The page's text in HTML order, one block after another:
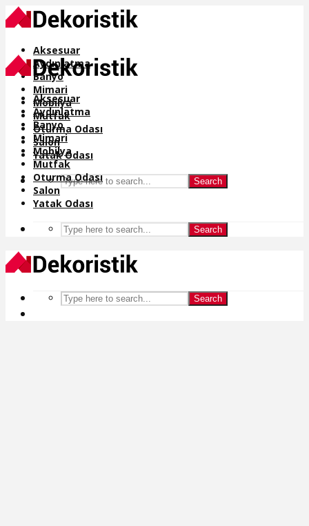
Aksesuar
Aydınlatma
Banyo
Mimari
Mobilya
Mutfak
Oturma Odası
Salon
Yatak Odası
Search
Aksesuar
Aydınlatma
Banyo
Mimari
Mobilya
Mutfak
Oturma Odası
Salon
Yatak Odası
Search
Search